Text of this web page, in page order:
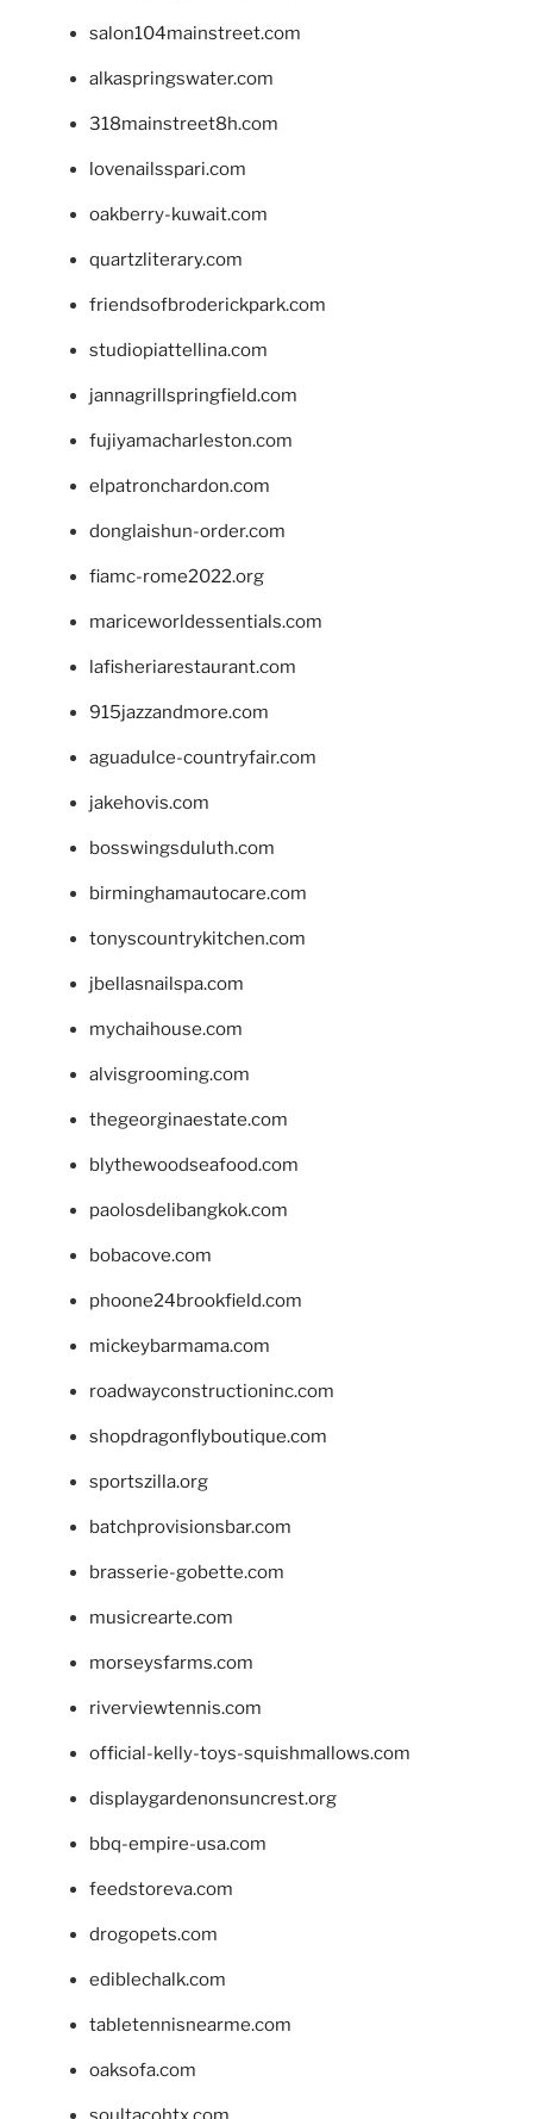
salon104mainstreet.com
alkaspringswater.com
318mainstreet8h.com
lovenailsspari.com
oakberry-kuwait.com
quartzliterary.com
friendsofbroderickpark.com
studiopiattellina.com
jannagrillspringfield.com
fujiyamacharleston.com
elpatronchardon.com
donglaishun-order.com
fiamc-rome2022.org
mariceworldessentials.com
lafisheriarestaurant.com
915jazzandmore.com
aguadulce-countryfair.com
jakehovis.com
bosswingsduluth.com
birminghamautocare.com
tonyscountrykitchen.com
jbellasnailspa.com
mychaihouse.com
alvisgrooming.com
thegeorginaestate.com
blythewoodseafood.com
paolosdelibangkok.com
bobacove.com
phoone24brookfield.com
mickeybarmama.com
roadwayconstructioninc.com
shopdragonflyboutique.com
sportszilla.org
batchprovisionsbar.com
brasserie-gobette.com
musicrearte.com
morseysfarms.com
riverviewtennis.com
official-kelly-toys-squishmallows.com
displaygardenonsuncrest.org
bbq-empire-usa.com
feedstoreva.com
drogopets.com
ediblechalk.com
tabletennisnearme.com
oaksofa.com